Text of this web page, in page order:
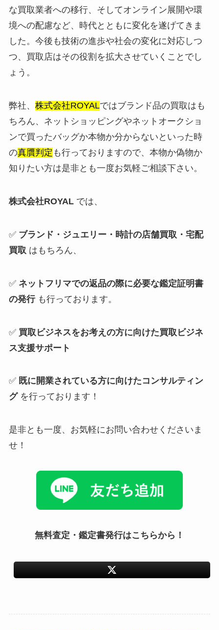
な買取業者への移行、そしてオンライン展開や環
境への配慮など、時代とともに変化を遂げてきま
した。今後も技術の進歩や社会の変化に対応しつ
つ、買取店はその役割を拡大させていくことでし
ょう。
弊社、 株式会社ROYALではブランド品の買取はも
ちろん、ネットショッピングやネットオークショ
ンで買ったバッグか本物か分からないといった時
の真贋判定 も行っておりますので、本物か偽物か
知りたい方は是非とも一度お気軽ご相談下さい。
株式会社ROYALでは、
✅ ブランド・ジュエリー・時計の店舗買取・宅配
買取 はもちろん、
✅ ネットフリマでの返品の際に必要な鑑定証明書
の発行も行っております。
✅ 買取ビジネスをお考えの方に向けた買取ビジネ
ス支援サポート
✅ 既に開業されている方に向けたコンサルティン
グを行っております！
是非とも一度、お気軽にお問い合わせくださいま
せ！
無料査定・鑑定書発行はこちらから！